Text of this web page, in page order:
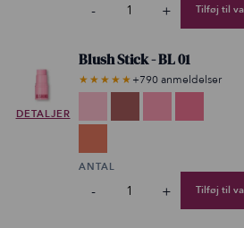
- + Tilføj til
DETALJER
Blush Stick - BL 01
★★★★★+790 anmeldelser
ANTAL
- + Tilføj til